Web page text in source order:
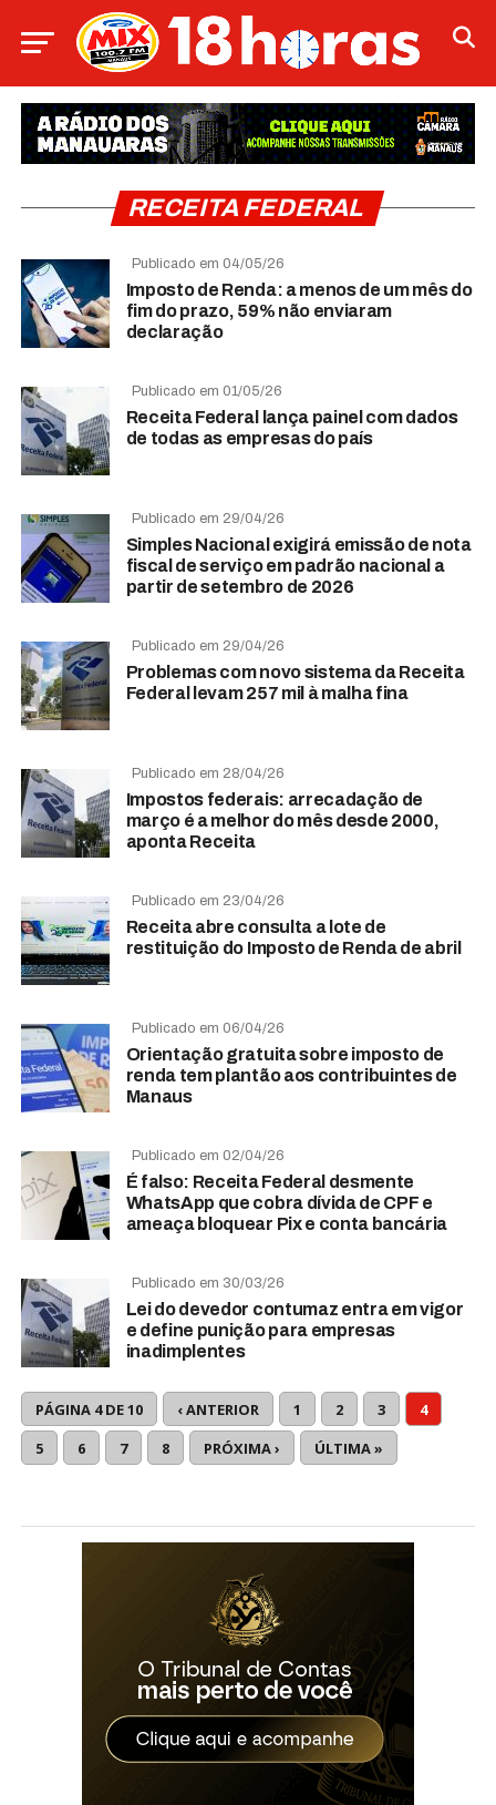
RECEITA FEDERAL
Publicado em 04/05/26
Imposto de Renda: a menos de um mês do
fim do prazo, 59% não enviaram
declaração
Publicado em 01/05/26
Receita Federal lança painel com dados
de todas as empresas do país
Publicado em 29/04/26
Simples Nacional exigirá emissão de nota
fiscal de serviço em padrão nacional a
partir de setembro de 2026
Publicado em 29/04/26
Problemas com novo sistema da Receita
Federal levam 257 mil à malha fina
Publicado em 28/04/26
Impostos federais: arrecadação de
março é a melhor do mês desde 2000,
aponta Receita
Publicado em 23/04/26
Receita abre consulta a lote de
restituição do Imposto de Renda de abril
Publicado em 06/04/26
Orientação gratuita sobre imposto de
renda tem plantão aos contribuintes de
Manaus
Publicado em 02/04/26
É falso: Receita Federal desmente
WhatsApp que cobra dívida de CPF e
ameaça bloquear Pix e conta bancária
Publicado em 30/03/26
Lei do devedor contumaz entra em vigor
e define punição para empresas
inadimplentes
PÁGINA 4 DE 10 ‹ ANTERIOR 1 2 3
4
5
6 7 8 PRÓXIMA › ÚLTIMA »